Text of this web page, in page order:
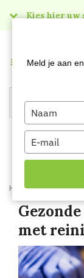
Kies hier uw
Menu
Home Blog
met
Meld je aan
Type
your
name
Type
your
email